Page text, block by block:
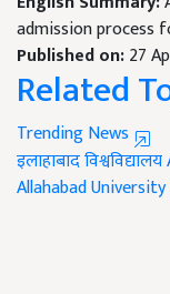
admission process
Published on:27
Related
Trending News
इलाहाबाद विश्वविद्यालय
Allahabad University